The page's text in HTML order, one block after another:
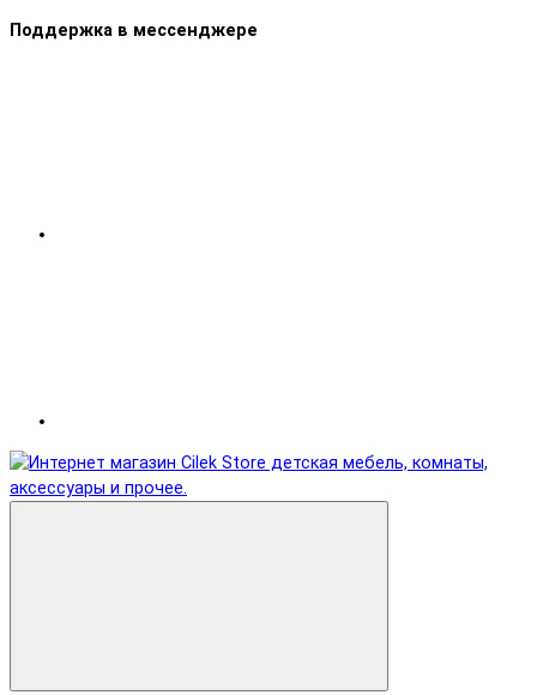
Поддержка в мессенджере